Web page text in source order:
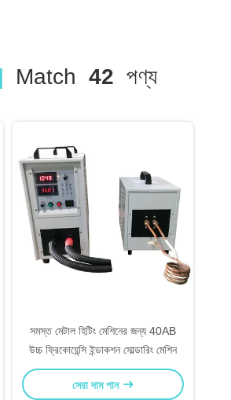
Match 42 পণ্য
সমস্ত মেটাল হিটিং মেশিনের জন্য 40AB
উচ্চ ফ্রিকোয়েন্সি ইন্ডাকশন সোল্ডারিং মেশিন
সেরা দাম পান